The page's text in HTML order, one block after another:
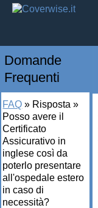
Domande
Frequenti
FAQ » Risposta »
Posso avere il
Certificato
Assicurativo in
inglese così da
poterlo presentare
all'ospedale estero
in caso di
necessità?